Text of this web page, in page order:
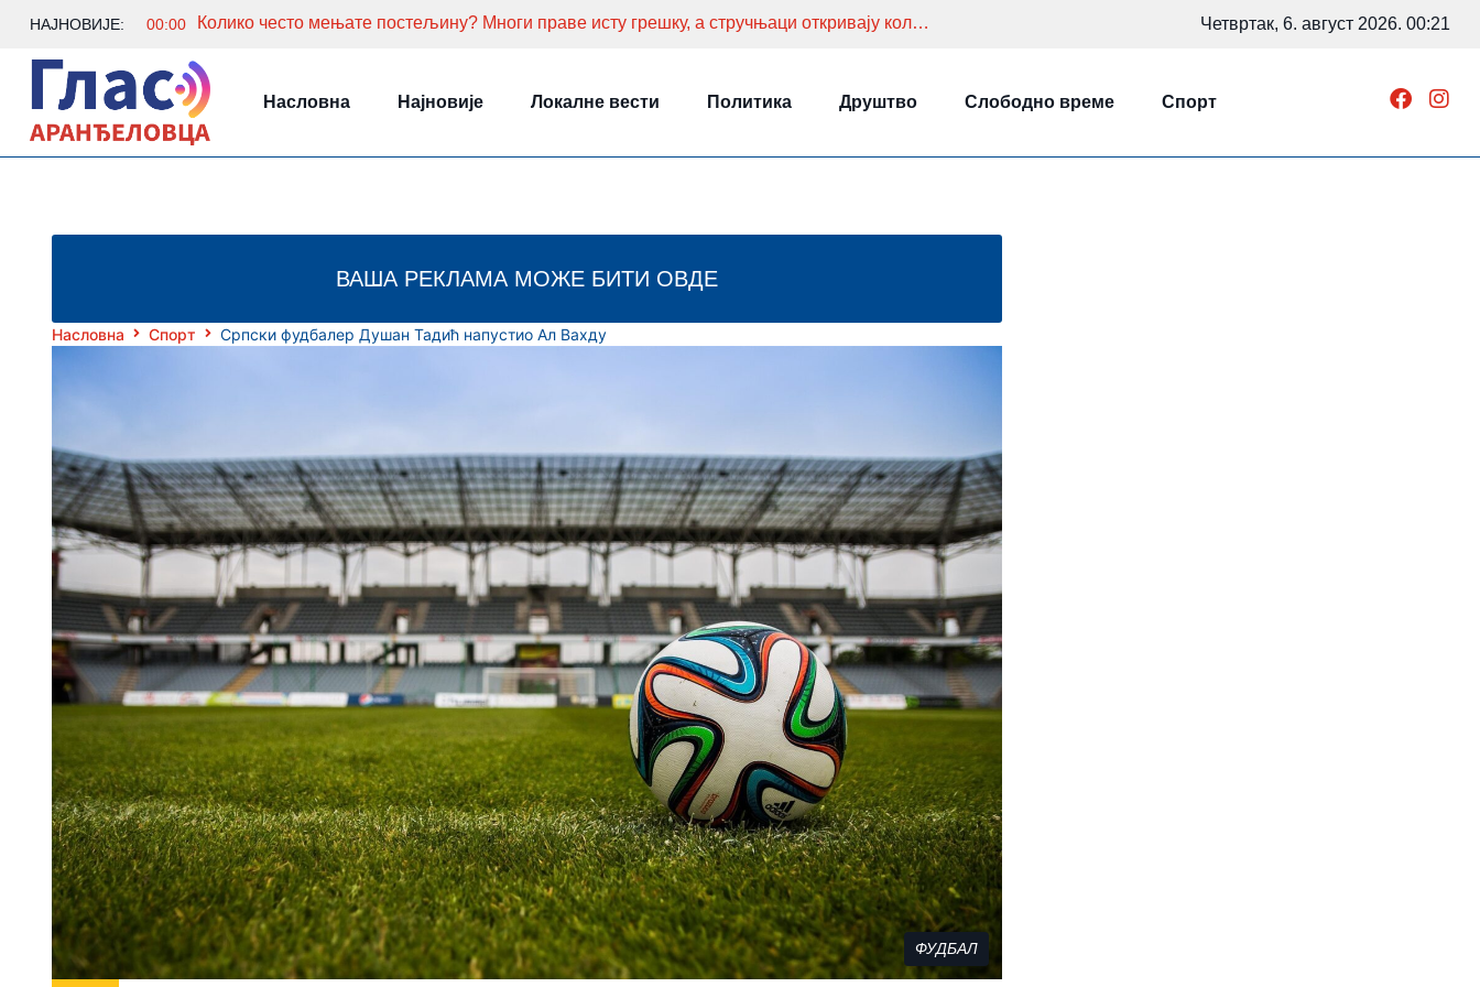
НАЈНОВИЈЕ: 00:00 Колико често мењате постељину? Многи праве исту грешку, а стручњаци откривају колико је заиста потребно Четвртак, 6. август 2026. 00:21
Насловна Најновије Локалне вести Политика Друштво Слободно време Спорт
ВАША РЕКЛАМА МОЖЕ БИТИ ОВДЕ
Насловна Спорт Српски фудбалер Душан Тадић напустио Ал Вахду
ФУДБАЛ